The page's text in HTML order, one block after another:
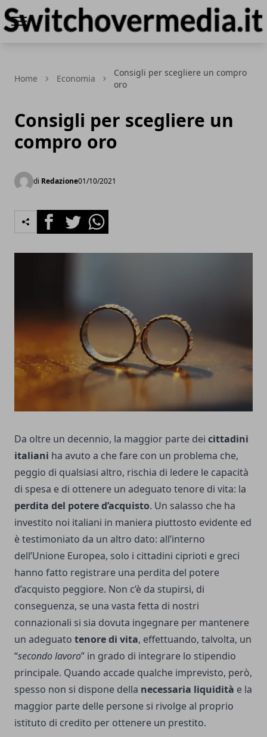
Home Economia
Consigli per scegliere un compro
oro
Consigli per scegliere un
compro oro
di Redazione01/10/2021
FacebookTwitterWhatsapp
Da oltre un decennio, la maggior parte dei cittadini
italiani ha avuto a che fare con un problema che,
peggio di qualsiasi altro, rischia di ledere le capacità
di spesa e di ottenere un adeguato tenore di vita: la
perdita del potere d’acquisto. Un salasso che ha
investito noi italiani in maniera piuttosto evidente ed
è testimoniato da un altro dato: all’interno
dell’Unione Europea, solo i cittadini ciprioti e greci
hanno fatto registrare una perdita del potere
d’acquisto peggiore. Non c’è da stupirsi, di
conseguenza, se una vasta fetta di nostri
connazionali si sia dovuta ingegnare per mantenere
un adeguato tenore di vita, effettuando, talvolta, un
“secondo lavoro” in grado di integrare lo stipendio
principale. Quando accade qualche imprevisto, però,
spesso non si dispone della necessaria liquidità e la
maggior parte delle persone si rivolge al proprio
istituto di credito per ottenere un prestito.